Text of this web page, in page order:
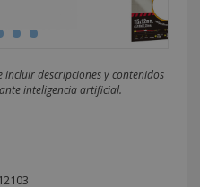
descripciones y contenidos
inteligencia artificial.